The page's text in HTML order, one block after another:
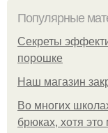
Популярные
Секреты
порошке
Нaш магaзин
Во многих
брюках, хотя